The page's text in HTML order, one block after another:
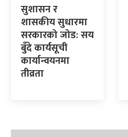
सुशासन र
शासकीय सुधारमा
सरकारको जोड: सय
बुँदे कार्यसूची
कार्यान्वयनमा
तीव्रता